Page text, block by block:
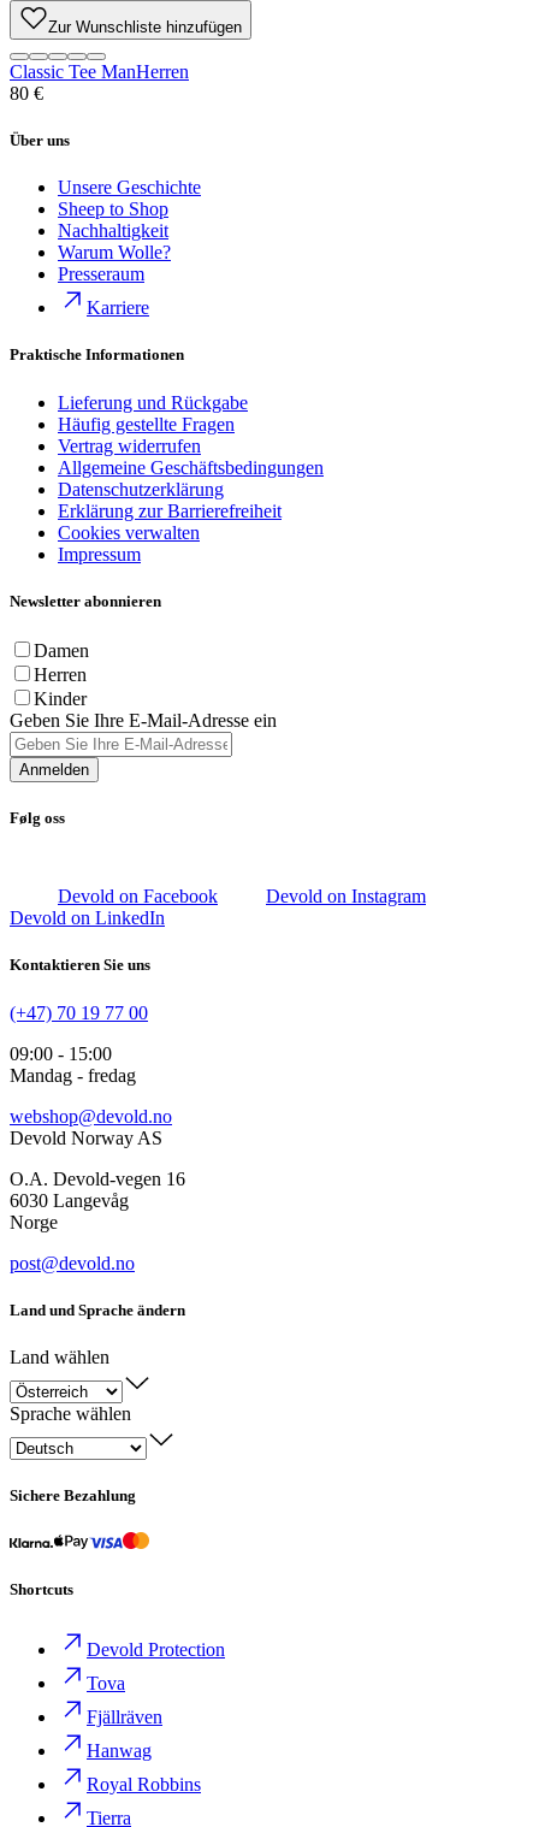
Zur Wunschliste hinzufügen
Classic Tee ManHerren
80 €
Über uns
Unsere Geschichte
Sheep to Shop
Nachhaltigkeit
Warum Wolle?
Presseraum
Karriere
Praktische Informationen
Lieferung und Rückgabe
Häufig gestellte Fragen
Vertrag widerrufen
Allgemeine Geschäftsbedingungen
Datenschutzerklärung
Erklärung zur Barrierefreiheit
Cookies verwalten
Impressum
Newsletter abonnieren
Damen
Herren
Kinder
Geben Sie Ihre E-Mail-Adresse ein
Anmelden
Følg oss
Devold on Facebook
Devold on Instagram
Devold on LinkedIn
Kontaktieren Sie uns
(+47) 70 19 77 00
09:00 - 15:00
Mandag - fredag
webshop@devold.no
Devold Norway AS
O.A. Devold-vegen 16
6030 Langevåg
Norge
post@devold.no
Land und Sprache ändern
Land wählen
Sprache wählen
Sichere Bezahlung
Shortcuts
Devold Protection
Tova
Fjällräven
Hanwag
Royal Robbins
Tierra